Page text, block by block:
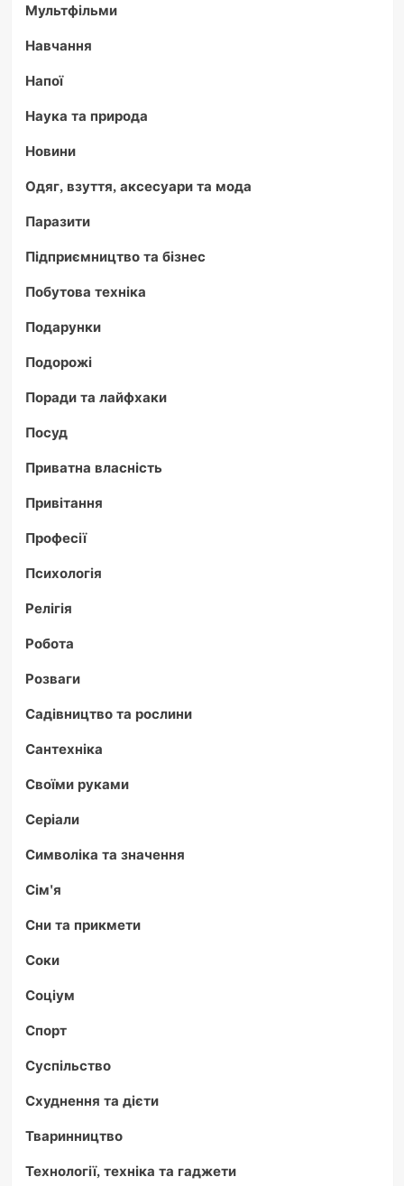
Мультфільми
Навчання
Напої
Наука та природа
Новини
Одяг, взуття, аксесуари та мода
Паразити
Підприємництво та бізнес
Побутова техніка
Подарунки
Подорожі
Поради та лайфхаки
Посуд
Приватна власність
Привітання
Професії
Психологія
Релігія
Робота
Розваги
Садівництво та рослини
Сантехніка
Своїми руками
Серіали
Символіка та значення
Сім'я
Сни та прикмети
Соки
Соціум
Спорт
Суспільство
Схуднення та дієти
Тваринництво
Технології, техніка та гаджети